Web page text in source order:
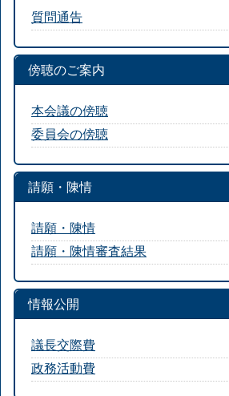
質問通告
傍聴のご案内
本会議の傍聴
委員会の傍聴
請願・陳情
請願・陳情
請願・陳情審査結果
情報公開
議長交際費
政務活動費